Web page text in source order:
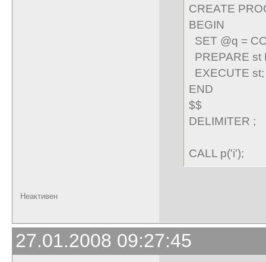
CREATE
BEGIN
SET @q =
PREPARE st
EXECUTE st;
END
$$
DELIMITER ;
CALL p('i');
Неактивен
27.01.2008 09:27:45